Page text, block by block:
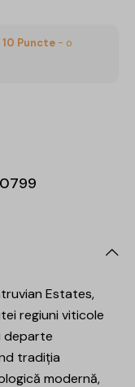
10 Puncte - o
Estates,
regiuni viticole
departe
tradiția
modernă,